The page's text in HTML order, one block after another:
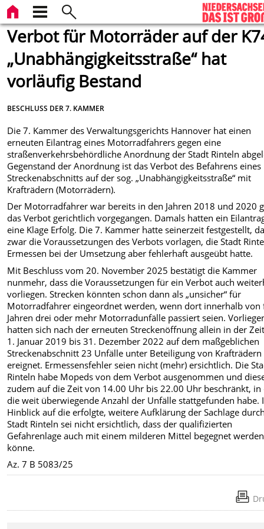
Verbot für Motorräder auf der
„Unabhängigkeitsstraße“ hat
vorläufig Bestand
BESCHLUSS DER 7. KAMMER
Die 7. Kammer des Verwaltungsgerichts Hannover hat einen
erneuten Eilantrag eines Motorradfahrers gegen eine
straßenverkehrsbehördliche Anordnung der Stadt Rinteln
Gegenstand der Anordnung ist das Verbot des Befahrens eines
Streckenabschnitts auf der sog. „Unabhängigkeitsstraße“ mit
Krafträdern (Motorrädern).
Der Motorradfahrer war bereits in den Jahren 2018 und 2020
das Verbot gerichtlich vorgegangen. Damals hatten ein
eine Klage Erfolg. Die 7. Kammer hatte seinerzeit festgestellt,
zwar die Voraussetzungen des Verbots vorlagen, die Stadt
Ermessen bei der Umsetzung aber fehlerhaft ausgeübt hatte.
Mit Beschluss vom 20. November 2025 bestätigt die Kammer
nunmehr, dass die Voraussetzungen für ein Verbot auch
vorliegen. Strecken könnten schon dann als „unsicher“ für
Motorradfahrer eingeordnet werden, wenn dort innerhalb von
Jahren drei oder mehr Motorradunfälle passiert seien.
hatten sich nach der erneuten Streckenöffnung allein in der
1. Januar 2019 bis 31. Dezember 2022 auf dem maßgeblichen
Streckenabschnitt 23 Unfälle unter Beteiligung von Krafträdern
ereignet. Ermessensfehler seien nicht (mehr) ersichtlich. Die
Rinteln habe Mopeds von dem Verbot ausgenommen und
zudem auf die Zeit von 14.00 Uhr bis 22.00 Uhr beschränkt, in
die weit überwiegende Anzahl der Unfälle stattgefunden habe.
Hinblick auf die erfolgte, weitere Aufklärung der Sachlage
Stadt Rinteln sei nicht ersichtlich, dass der qualifizierten
Gefahrenlage auch mit einem milderen Mittel begegnet werden
könne.
Az. 7 B 5083/25